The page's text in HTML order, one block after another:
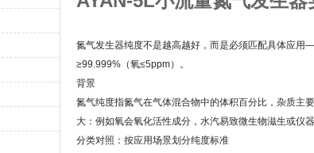
氮气发生器纯度不是越高越好，而是必须匹配具体应
≥99.999%（氧≤5ppm）。
背景
氮气纯度指氮气在气体混合物中的体积百分比，杂质主
大：例如氧会氧化活性成分，水汽易致微生物滋生或仪
分类对照：按应用场景划分纯度标准